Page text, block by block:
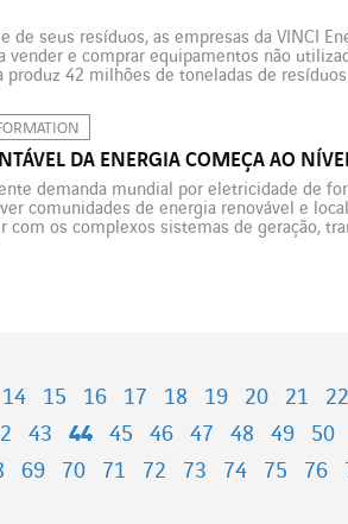
de seus resíduos, as empresas da VINCI
vender e comprar equipamentos não
produz 42 milhões de toneladas de
DA ENERGIA COMEÇA AO
demanda mundial por eletricidade de
comunidades de energia renovável e
com os complexos sistemas de geração,
14 15 16 17 18 19 20 21 22
43 44 45 46 47 48 49 50
69 70 71 72 73 74 75 76